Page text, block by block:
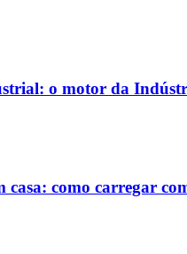
o motor da
casa: como carregar